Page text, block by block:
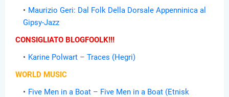
Maurizio Geri: Dal Folk Della Dorsale Appenninica al
Gipsy-Jazz
CONSIGLIATO BLOGFOOLK!!!
Karine Polwart – Traces (Hegri)
WORLD MUSIC
Five Men in a Boat – Five Men in a Boat (Etnisk